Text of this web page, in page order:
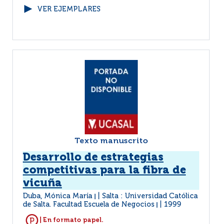
VER EJEMPLARES
Texto manuscrito
Desarrollo de estrategias
competitivas para la fibra de
vicuña
Duba, Mónica María
Salta : Universidad Católica
de Salta. Facultad Escuela de Negocios
1999
| En formato papel.